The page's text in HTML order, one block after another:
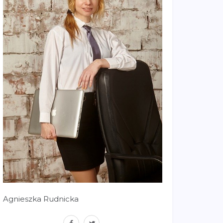
Agnieszka Rudnicka
facebook
twitter